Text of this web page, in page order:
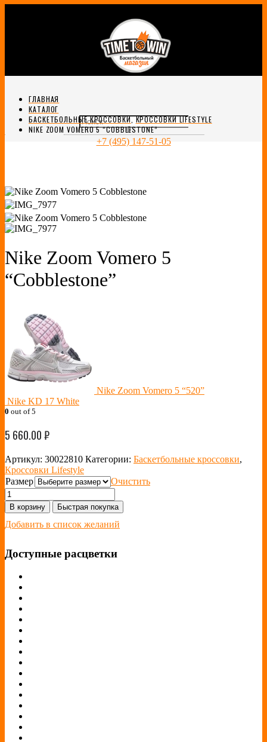
0
+7 (495) 147-51-05
ГЛАВНАЯ
КАТАЛОГ
БАСКЕТБОЛЬНЫЕ КРОССОВКИ,КРОССОВКИ LIFESTYLE
NIKE ZOOM VOMERO 5 “COBBLESTONE”
Nike Zoom Vomero 5
“Cobblestone”
Nike Zoom Vomero 5 “520”
Nike KD 17 White
0 out of 5
5 660.00₽
Артикул: 30022810 Категории: Баскетбольные кроссовки,
Кроссовки Lifestyle
Размер
Очистить
В корзину Быстрая покупка
Добавить в список желаний
Доступные расцветки